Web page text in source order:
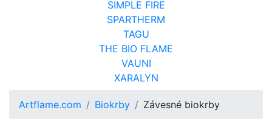
SIMPLE FIRE
SPARTHERM
TAGU
THE BIO FLAME
VAUNI
XARALYN
Artflame.com Biokrby Závesné biokrby